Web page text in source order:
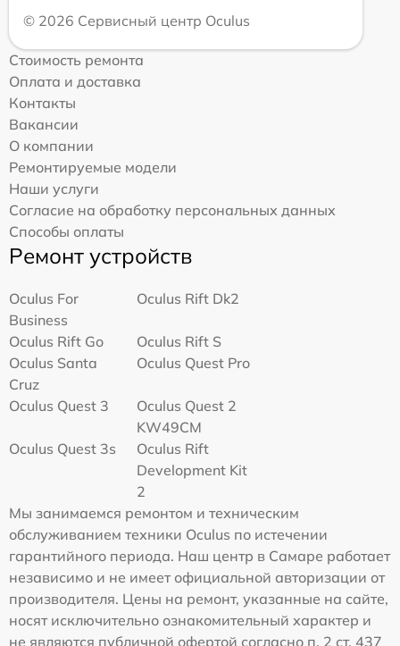
© 2026 Сервисный центр Oculus
Стоимость ремонта
Оплата и доставка
Контакты
Вакансии
О компании
Ремонтируемые модели
Наши услуги
Согласие на обработку персональных данных
Способы оплаты
Ремонт устройств
Oculus For
Business
Oculus Rift Dk2
Oculus Rift Go
Oculus Rift S
Oculus Santa
Cruz
Oculus Quest Pro
Oculus Quest 3
Oculus Quest 2
KW49CM
Oculus Quest 3s
Oculus Rift
Development Kit
2
Мы занимаемся ремонтом и техническим
обслуживанием техники Oculus по истечении
гарантийного периода. Наш центр в Самаре работает
независимо и не имеет официальной авторизации от
производителя. Цены на ремонт, указанные на сайте,
носят исключительно ознакомительный характер и
не являются публичной офертой согласно п. 2 ст. 437